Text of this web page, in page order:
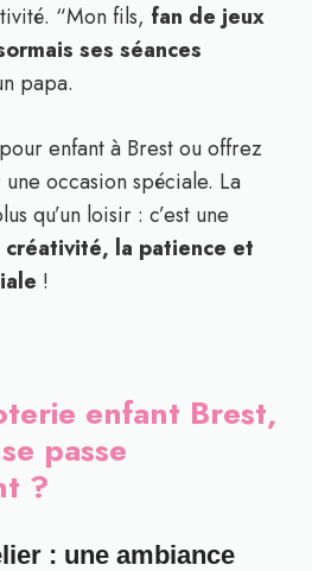
“Mon fils, fan de jeux
ses séances
papa.
enfant à Brest ou offrez
occasion spéciale. La
qu’un loisir : c’est une
créativité, la patience et
!
enfant Brest,
passe
?
: une ambiance